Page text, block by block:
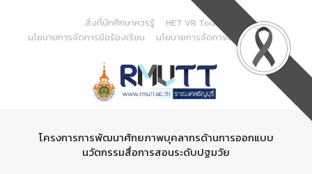
Content
สิ่งที่นักศึกษาควรรู้
HET VR Tour
นโยบายการจัดการข้อร้องเรียน
นโยบายการจัดการด้านสารสนเทศ
โครงการการพัฒนาศักยภาพบุคลากรด้านการออกแบบ
นวัตกรรมสื่อการสอนระดับปฐมวัย